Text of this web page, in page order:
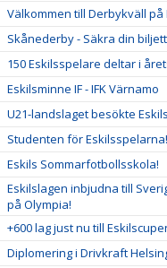
Välkommen till Derbykväll på
Skånederby - Säkra din
150 Eskilsspelare deltar i
Eskilsminne IF - IFK Värnamo
U21-landslaget besökte
Studenten för Eskilsspelarna!
Eskils Sommarfotbollsskola!
Eskilslagen inbjudna till
på Olympia!
+600 lag just nu till
Diplomering i Drivkraft